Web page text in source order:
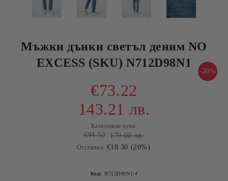
Мъжки дънки светъл деним NO
EXCESS (SKU) N712D98N1
-20%
€73.22
143.21 лв.
Каталожна цена:
€91.52 179.00 лв.
Отстъпка: €18.30 (20%)
Код: N712D98N1-4